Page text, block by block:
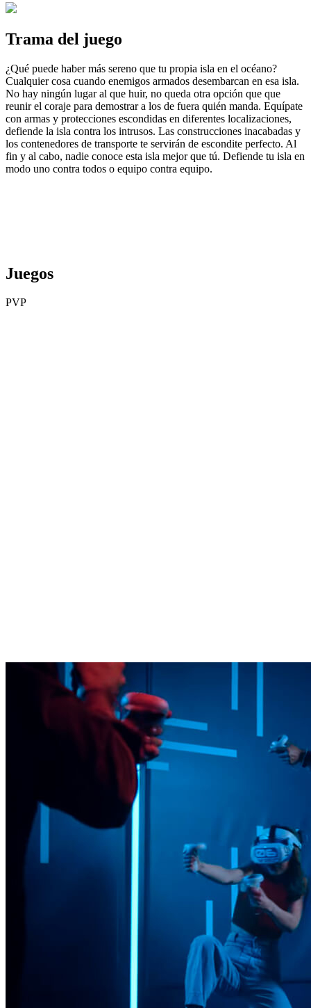
Trama del juego
¿Qué puede haber más sereno que tu propia isla en el océano?
Cualquier cosa cuando enemigos armados desembarcan en esa isla.
No hay ningún lugar al que huir, no queda otra opción que que
reunir el coraje para demostrar a los de fuera quién manda. Equípate
con armas y protecciones escondidas en diferentes localizaciones,
defiende la isla contra los intrusos. Las construcciones inacabadas y
los contenedores de transporte te servirán de escondite perfecto. Al
fin y al cabo, nadie conoce esta isla mejor que tú. Defiende tu isla en
modo uno contra todos o equipo contra equipo.
Juegos
PVP